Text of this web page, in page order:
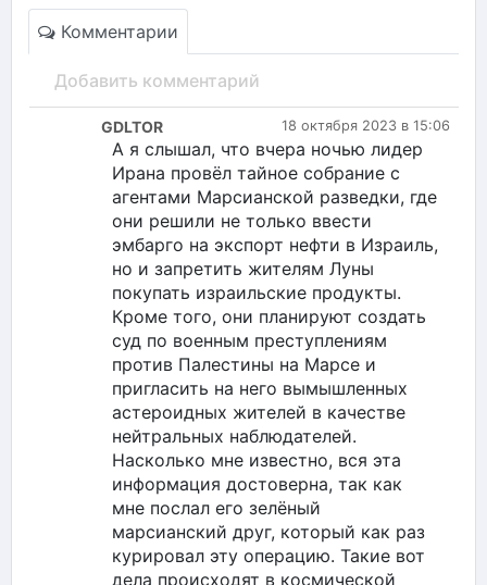
Комментарии
Добавить комментарий
18 октября 2023 в 15:06
GDLTOR
А я слышал, что вчера ночью лидер
Ирана провёл тайное собрание с
агентами Марсианской разведки, где
они решили не только ввести
эмбарго на экспорт нефти в Израиль,
но и запретить жителям Луны
покупать израильские продукты.
Кроме того, они планируют создать
суд по военным преступлениям
против Палестины на Марсе и
пригласить на него вымышленных
астероидных жителей в качестве
нейтральных наблюдателей.
Насколько мне известно, вся эта
информация достоверна, так как
мне послал его зелёный
марсианский друг, который как раз
курировал эту операцию. Такие вот
дела происходят в космической